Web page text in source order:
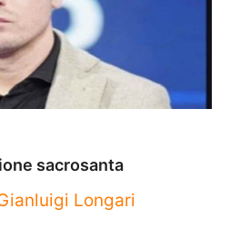
sacrosanta
Longari